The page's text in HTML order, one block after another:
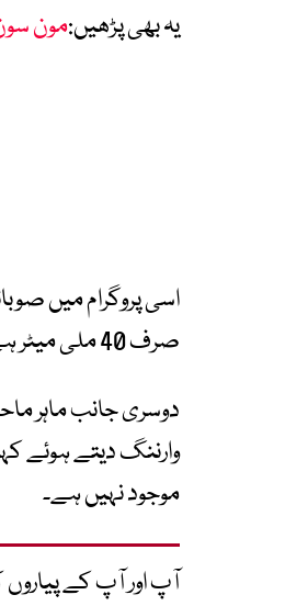
یہ بھی پڑھیں:مون
اسی پروگرام میں
صرف 40 ملی میٹر ہے، اس لیے 200 ملی میٹر بارش کنٹرول نہیں کی جا سکتی۔
دوسری جانب ماہر
وارننگ دیتے ہوئے
موجود نہیں ہے۔
آپ اور آپ کے